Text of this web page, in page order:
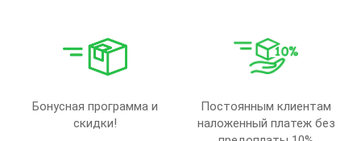
Бонусная программа и
скидки!
Постоянным клиентам
наложенный платеж без